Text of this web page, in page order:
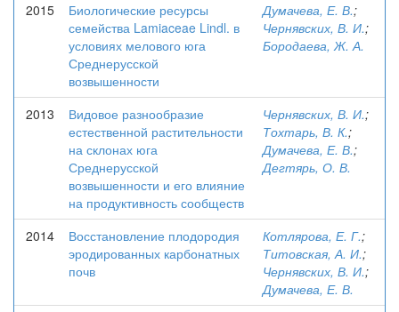
2015
Биологические ресурсы
семейства Lamiaceae Lindl. в
условиях мелового юга
Среднерусской
возвышенности
Думачева, Е. В.;
Чернявских, В. И.;
Бородаева, Ж. А.
2013
Видовое разнообразие
естественной растительности
на склонах юга
Среднерусской
возвышенности и его влияние
на продуктивность сообществ
Чернявских, В. И.;
Тохтарь, В. К.;
Думачева, Е. В.;
Дегтярь, О. В.
2014
Восстановление плодородия
эродированных карбонатных
почв
Котлярова, Е. Г.;
Титовская, А. И.;
Чернявских, В. И.;
Думачева, Е. В.